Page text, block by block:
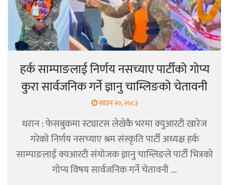
हर्क साम्पाङलाई निर्णय नसच्याए पार्टीको गोप्य
कुरा सार्वजनिक गर्ने ज्ञानु चाम्लिङको चेतावनी
साउन २०, २०८३
धरान : फेसबुकमा स्ट्याटस लेखेकै भरमा क्युआरटी खारेज
गरेको निर्णय नसच्याए श्रम संस्कृति पार्टी अध्यक्ष हर्क
साम्पाङलाई क्यआरटी संयोजक ज्ञानु चाम्लिङले पार्टी भित्रको
गोप्य विषय सार्वजनिक गर्ने चेतावनी ...